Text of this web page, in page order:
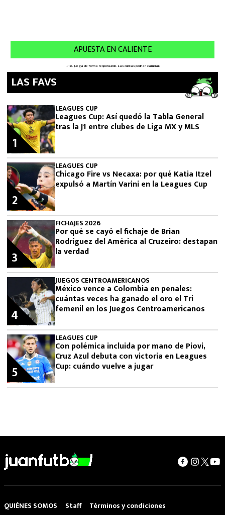
LAS FAVS
LEAGUES CUP
Leagues Cup: Así quedó la Tabla General
tras la J1 entre clubes de Liga MX y MLS
1
LEAGUES CUP
Chicago Fire vs Necaxa: por qué Katia Itzel
expulsó a Martín Varini en la Leagues Cup
2
FICHAJES 2026
Por qué se cayó el fichaje de Brian
Rodríguez del América al Cruzeiro: destapan
la verdad
3
JUEGOS CENTROAMERICANOS
México vence a Colombia en penales:
cuántas veces ha ganado el oro el Tri
femenil en los Juegos Centroamericanos
4
LEAGUES CUP
Con polémica incluida por mano de Piovi,
Cruz Azul debuta con victoria en Leagues
Cup: cuándo vuelve a jugar
5
QUIÉNES SOMOS Staff Términos y condiciones